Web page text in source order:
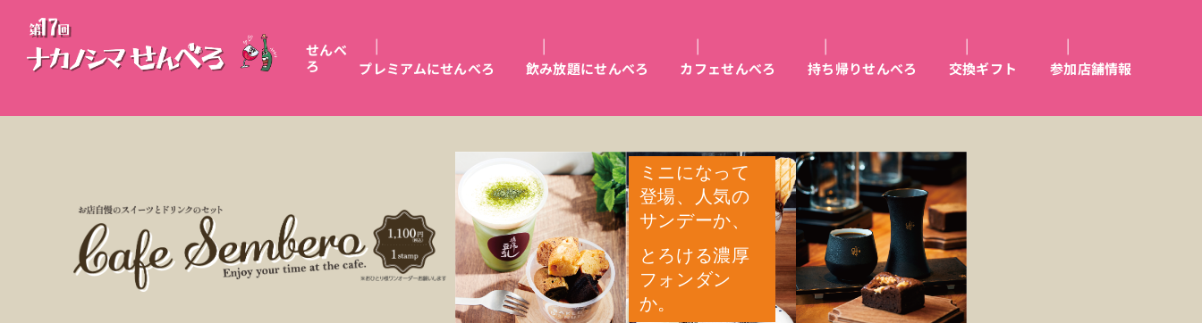
せんべ
ろ
プレミアムにせんべろ 飲み放題にせんべろ カフェせんべろ 持ち帰りせんべろ 交換ギフト 参加店舗情報
ミニになって
登場、人気の
サンデーか、
とろける濃厚
フォンダン
か。